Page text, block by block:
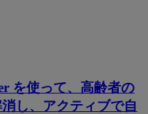
を使って、高齢者の
し、アクティブで自